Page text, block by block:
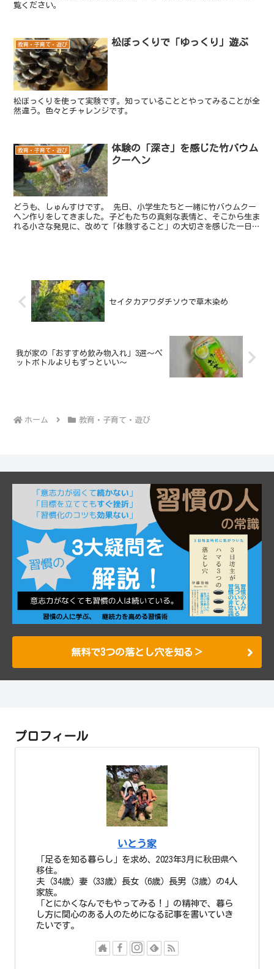
覧ください。
教育・子育て・遊び 松ぼっくりで「ゆっくり」遊ぶ
松ぼっくりを使って実験です。知っていることとやってみることが全
然違う。色々とチャレンジです。
教育・子育て・遊び
体験の「深さ」を感じた竹バウム
クーヘン
どうも、しゅんすけです。 先日、小学生たちと一緒に竹バウムクー
ヘン作りをしてきました。子どもたちの真剣な表情と、そこから生ま
れる小さな発見に、改めて「体験すること」の大切さを感じた一日で
セイタカアワダチソウで草木染め
我が家の「おすすめ飲み物入れ」3選～ペ
ットボトルよりもずっといい～
ホーム 教育・子育て・遊び
無料で3つの落とし穴を知る＞
プロフィール
いとう家
「足るを知る暮らし」を求め、2023年3月に秋田県へ
移住。
夫（34歳）妻（33歳）長女（6歳）長男（3歳）の4人
家族。
「とにかくなんでもやってみる！」の精神で、暮ら
し方に関心のある人のためになる記事を書いていき
たいです。